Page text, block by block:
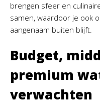
brengen sfeer en
samen, waardoor je ook
aangenaam buiten blijft.
Budget,
premium
verwachten